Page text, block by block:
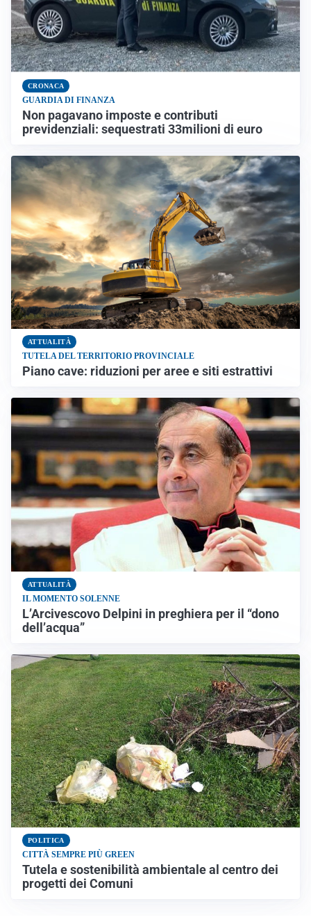
CRONACA
GUARDIA DI FINANZA
Non pagavano imposte e contributi
previdenziali: sequestrati 33milioni di euro
ATTUALITÀ
TUTELA DEL TERRITORIO PROVINCIALE
Piano cave: riduzioni per aree e siti estrattivi
ATTUALITÀ
IL MOMENTO SOLENNE
L’Arcivescovo Delpini in preghiera per il “dono
dell’acqua”
POLITICA
CITTÀ SEMPRE PIÙ GREEN
Tutela e sostenibilità ambientale al centro dei
progetti dei Comuni